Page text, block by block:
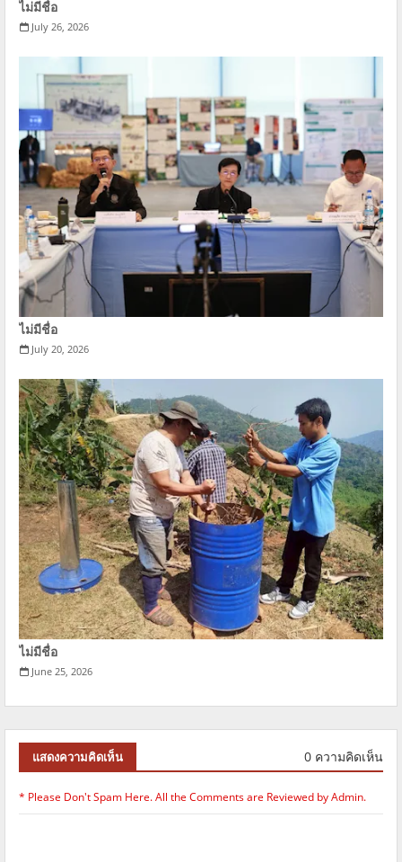
ไม่มีชื่อ
July 26, 2026
ไม่มีชื่อ
July 20, 2026
ไม่มีชื่อ
June 25, 2026
แสดงความคิดเห็น 0 ความคิดเห็น
* Please Don't Spam Here. All the Comments are Reviewed by Admin.